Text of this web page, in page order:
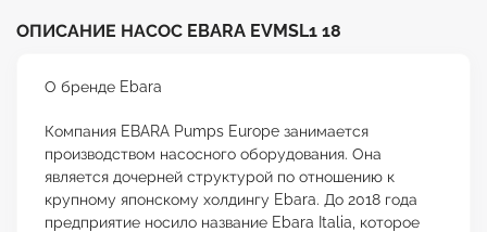
ОПИСАНИЕ НАСОС EBARA EVMSL1 18
О бренде Ebara
Компания EBARA Pumps Europe занимается
производством насосного оборудования. Она
является дочерней структурой по отношению к
крупному японскому холдингу Ebara. До 2018 года
предприятие носило название Ebara Italia, которое